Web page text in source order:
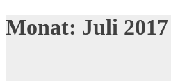
Monat: Juli 2017